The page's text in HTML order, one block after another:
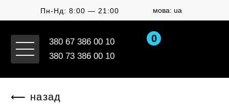
Пн-Нд: 8:00 — 21:00 мова: ua
380 73 386 00 10